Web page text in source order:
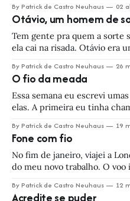
folheando uma edição da Men's Health. —
era — continuou o
e o pente
By Patrick de Castro Neuhaus 02
Otávio, um homem de
Tem gente pra quem a
ela cai na risada. Otávio era um rapaz desse segundo tipo;
ponto, o ônibus atrasava também. Se o adversário
By Patrick de Castro Neuhaus 26
O fio da meada
Essa semana eu escrevi
elas. A primeira eu tinha chamado de Nó em pingo d'água.
observando o mundo
By Patrick de Castro Neuhaus 19
Fone com fio
No fim de janeiro, viajei a
do meu novo trabalho. O
vezes e partiu de Berlim com
By Patrick de Castro Neuhaus 12
Acredite se puder